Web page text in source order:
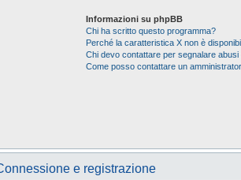
Informazioni su phpBB
Chi ha scritto questo programma?
Perché la caratteristica X non è
Chi devo contattare per segnalare
Come posso contattare un
e registrazione